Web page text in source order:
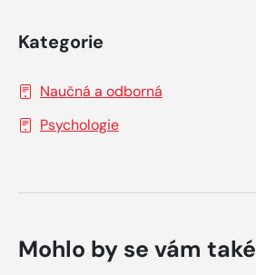
Kategorie
Naučná a odborná
Psychologie
Mohlo by se vám